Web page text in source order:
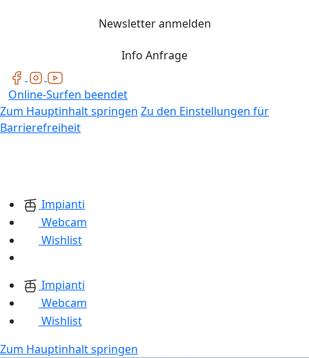
Newsletter anmelden
Info Anfrage
Online-Surfen beendet
Zum Hauptinhalt springen Zu den Einstellungen für
Barrierefreiheit
Impianti
Webcam
Wishlist
Impianti
Webcam
Wishlist
Zum Hauptinhalt springen